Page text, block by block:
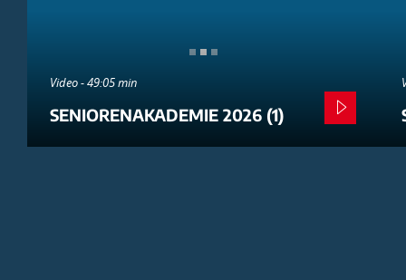
Video - 49:05 min
SENIORENAKADEMIE 2026 (1)